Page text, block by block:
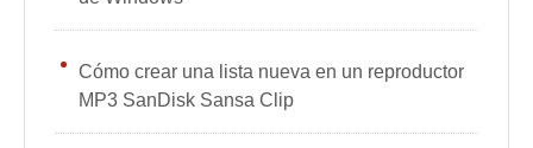
Cómo crear una lista nueva en un reproductor
MP3 SanDisk Sansa Clip